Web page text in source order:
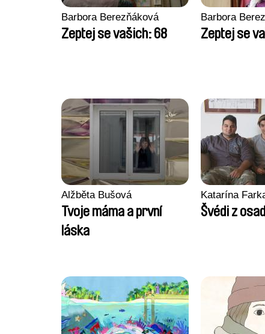
Barbora Berezňáková
Zeptej se vašich: 68
Barbora
Zeptej se
Alžběta Bušová
Tvoje máma a první
láska
Katarína
Švédi z